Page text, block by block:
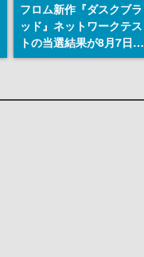
フロム新作『ダスクブラ
ッド』ネットワークテス
トの当選結果が8月7日22
時に発表。応募サイトの